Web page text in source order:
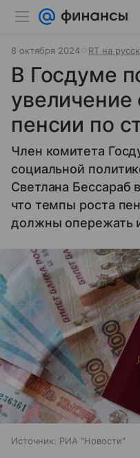
8 октября 2024 RT на
В Госдуме
увеличение
пенсии по
Член комитета
социальной
Светлана Бессараб
что темпы роста
должны опережать
Источник: РИА "Новости"